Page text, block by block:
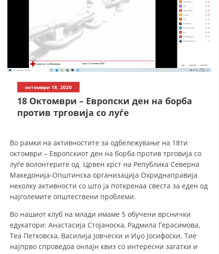
ИСТОРИЈАТ НА ДВИЖЕЊЕТО
СТРУКТУРА НА ОРГАНИЗАЦИЈАТА
КОНТАКТ ИНФОРМАЦИИ
ЧЛЕНСТВО ВО ПРОФЕСИОНАЛНИ ТЕЛА
ЗАКОН ЗА ЦКРМ
СТАТУТ НА ЦКРМ
ОРГАНИЗАЦИЈА И РАЗВОЈ
октомври 18, 2020
18 Октомври – Европски ден на борба
против трговија со луѓе
Во рамки на активностите за одбележување на 18ти
октомври – Европскиот ден на борба против трговија со
луѓе волонтерите од Црвен крст на Република Северна
Македонија-Општинска организација Охриднаправија
неколку активности со што ја поткренаа свеста за еден од
најголемите општествени проблеми.
Во нашиот клуб на млади имаме 5 обучени врснички
едукатори: Анастасија Стојаноска, Радмила Герасимова,
Теа Петковска, Василија Јовчески и Иџо Јосифоски. Тие
најпрво спроведоа онлајн квиз со интересни загатки и